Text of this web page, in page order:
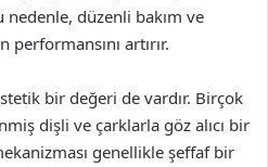
düzenli bakım ve
artırır.
bir değeri de vardır. Birçok
dişli ve çarklarla göz alıcı bir
genellikle şeffaf bir